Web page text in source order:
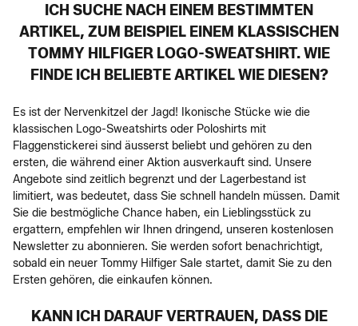
ICH SUCHE NACH EINEM BESTIMMTEN
ARTIKEL, ZUM BEISPIEL EINEM KLASSISCHEN
TOMMY HILFIGER LOGO-SWEATSHIRT. WIE
FINDE ICH BELIEBTE ARTIKEL WIE DIESEN?
Es ist der Nervenkitzel der Jagd! Ikonische Stücke wie die
klassischen Logo-Sweatshirts oder Poloshirts mit
Flaggenstickerei sind äusserst beliebt und gehören zu den
ersten, die während einer Aktion ausverkauft sind. Unsere
Angebote sind zeitlich begrenzt und der Lagerbestand ist
limitiert, was bedeutet, dass Sie schnell handeln müssen. Damit
Sie die bestmögliche Chance haben, ein Lieblingsstück zu
ergattern, empfehlen wir Ihnen dringend, unseren kostenlosen
Newsletter zu abonnieren. Sie werden sofort benachrichtigt,
sobald ein neuer Tommy Hilfiger Sale startet, damit Sie zu den
Ersten gehören, die einkaufen können.
KANN ICH DARAUF VERTRAUEN, DASS DIE